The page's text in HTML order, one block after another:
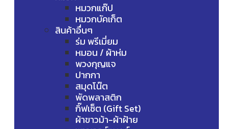
หมวกแก๊ป
หมวกบัคเก็ต
สินค้าอื่นๆ
ร่ม พรีเมี่ยม
หมอน / ผ้าห่ม
พวงกุญแจ
ปากกา
สมุดโน๊ต
พัดพลาสติก
กิ๊ฟเซ็ต (Gift Set)
ผ้าขาวม้า-ผ้าฝ้าย